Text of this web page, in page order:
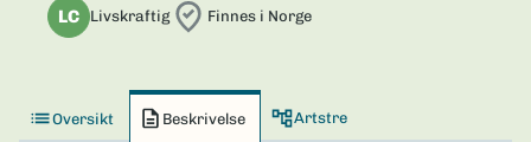
LC Livskraftig Finnes i Norge
Oversikt Beskrivelse Artstre